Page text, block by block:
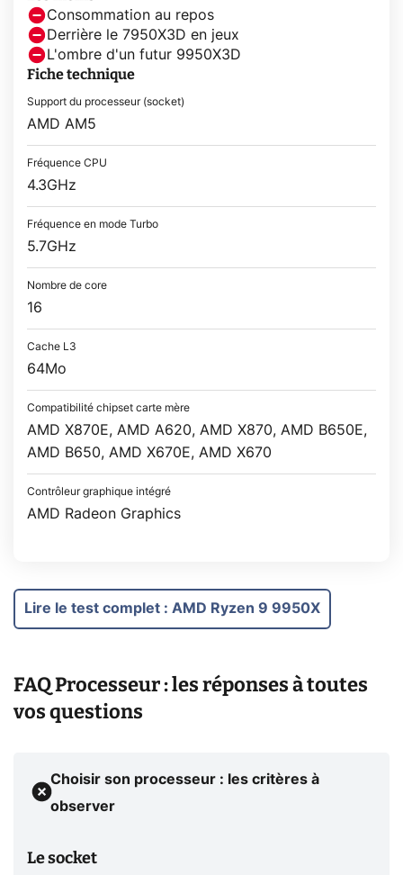
Consommation au repos
Derrière le 7950X3D en jeux
L'ombre d'un futur 9950X3D
Fiche technique
Support du processeur (socket)
AMD AM5
Fréquence CPU
4.3GHz
Fréquence en mode Turbo
5.7GHz
Nombre de core
16
Cache L3
64Mo
Compatibilité chipset carte mère
AMD X870E, AMD A620, AMD X870, AMD B650E,
AMD B650, AMD X670E, AMD X670
Contrôleur graphique intégré
AMD Radeon Graphics
Lire le test complet : AMD Ryzen 9 9950X
FAQ Processeur : les réponses à toutes
vos questions
Choisir son processeur : les critères à
observer
Le socket